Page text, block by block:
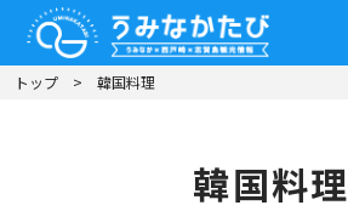
トップ 韓国料理
韓国料理